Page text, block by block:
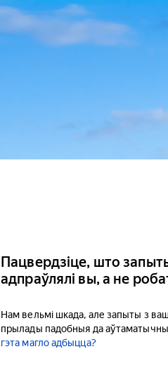
Пацвердзіце, што
адпраўлялі вы, а не
Нам вельмі шкада, але запыты з
прылады падобныя да
гэта магло адбыцца?